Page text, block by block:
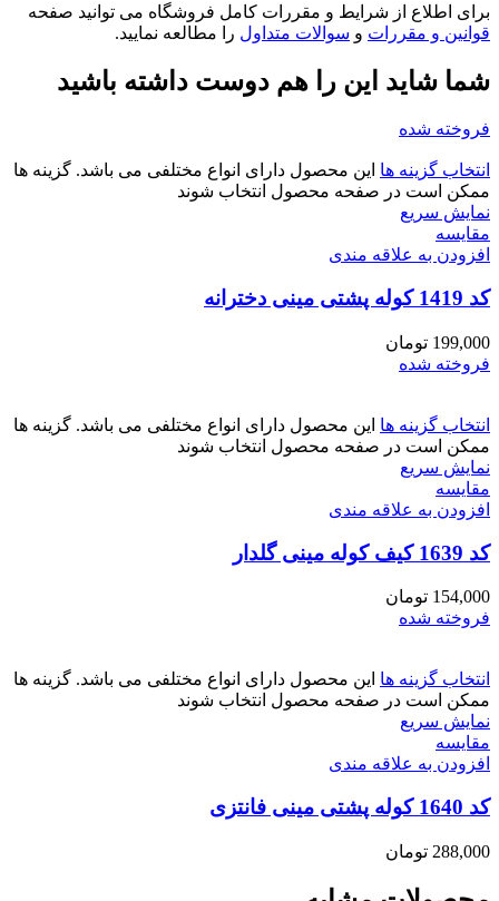
برای اطلاع از شرایط و مقررات کامل فروشگاه می توانید صفحه
قوانین و مقررات و سوالات متداول را مطالعه نمایید.
شما شاید این را هم دوست داشته باشید
فروخته شده
انتخاب گزینه ها این محصول دارای انواع مختلفی می باشد. گزینه ها
ممکن است در صفحه محصول انتخاب شوند
نمایش سریع
مقايسه
افزودن به علاقه مندی
کد 1419 کوله پشتی مینی دخترانه
199,000 تومان
فروخته شده
انتخاب گزینه ها این محصول دارای انواع مختلفی می باشد. گزینه ها
ممکن است در صفحه محصول انتخاب شوند
نمایش سریع
مقايسه
افزودن به علاقه مندی
کد 1639 کیف کوله مینی گلدار
154,000 تومان
فروخته شده
انتخاب گزینه ها این محصول دارای انواع مختلفی می باشد. گزینه ها
ممکن است در صفحه محصول انتخاب شوند
نمایش سریع
مقايسه
افزودن به علاقه مندی
کد 1640 کوله پشتی مینی فانتزی
288,000 تومان